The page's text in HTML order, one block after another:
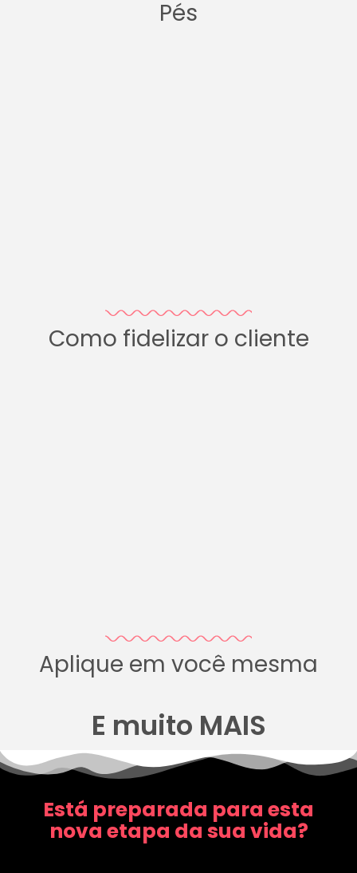
Pés
Como fidelizar o cliente
Aplique em você mesma
E muito MAIS
Está preparada para esta
nova etapa da sua vida?